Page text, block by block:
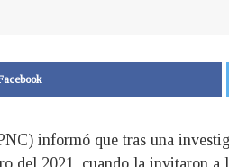
informó que tras una
del 2021, cuando la invitaron